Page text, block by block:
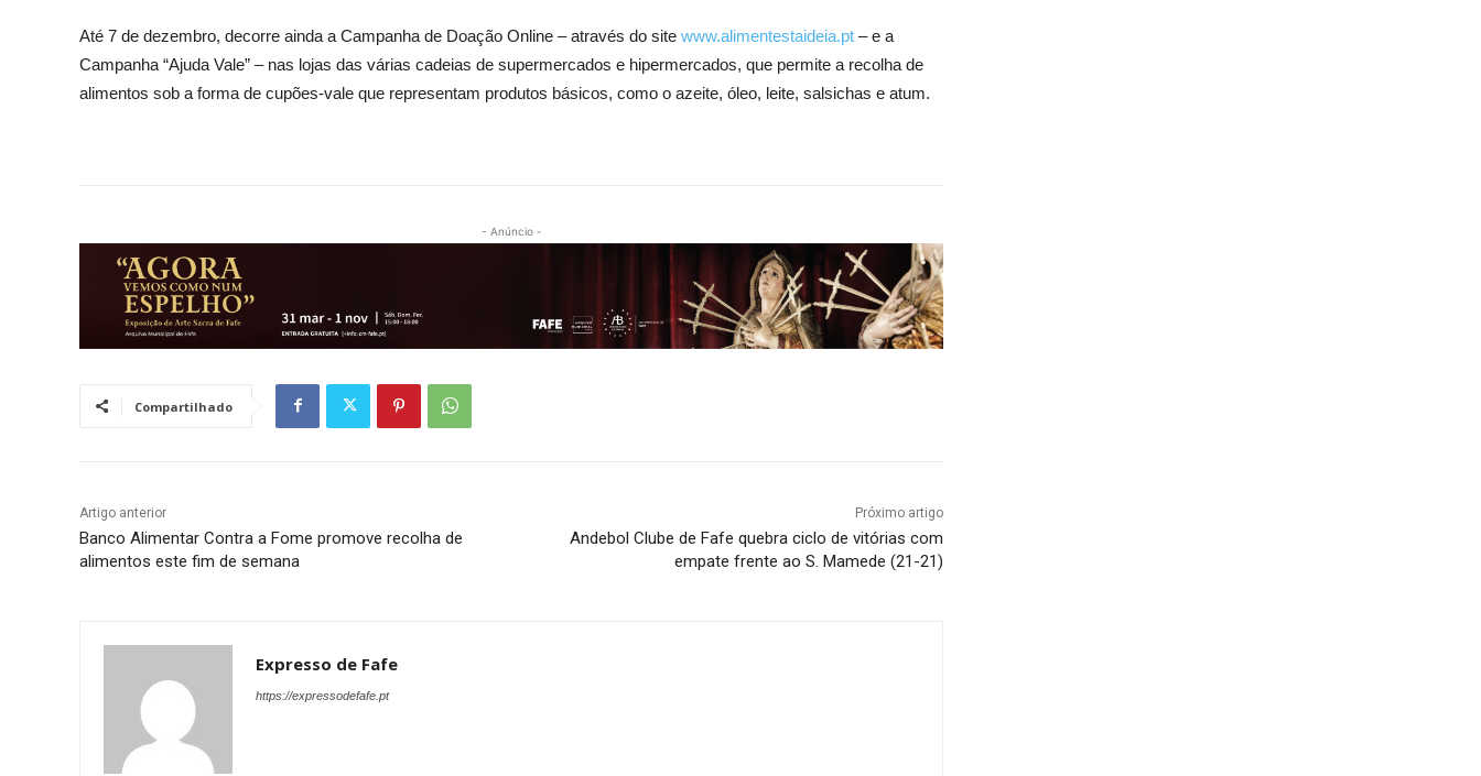
Até 7 de dezembro, decorre ainda a Campanha de Doação Online – através do site www.alimentestaideia.pt – e a
Campanha “Ajuda Vale” – nas lojas das várias cadeias de supermercados e hipermercados, que permite a recolha de
alimentos sob a forma de cupões-vale que representam produtos básicos, como o azeite, óleo, leite, salsichas e atum.
- Anúncio -
Compartilhado
Artigo anterior
Banco Alimentar Contra a Fome promove recolha de
alimentos este fim de semana
Próximo artigo
Andebol Clube de Fafe quebra ciclo de vitórias com
empate frente ao S. Mamede (21-21)
Expresso de Fafe
https://expressodefafe.pt